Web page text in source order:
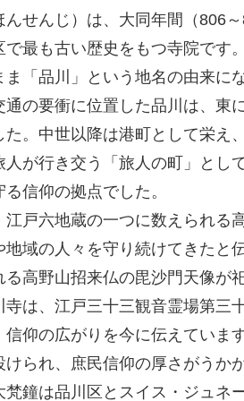
せんじ）は、大同年間（806
で最も古い歴史をもつ寺院です
ま「品川」という地名の由来に
の要衝に位置した品川は、東
た。中世以降は港町として栄え
人が行き交う「旅人の町」と
信仰の拠点でした。
戸六地蔵の一つに数えられる
地域の人々を守り続けてきたと
る高野山招来仏の毘沙門天像が
は、江戸三十三観音霊場第三
信仰の広がりを今に伝えていま
けられ、庶民信仰の厚さがうか
鐘は品川区とスイス・ジュネ